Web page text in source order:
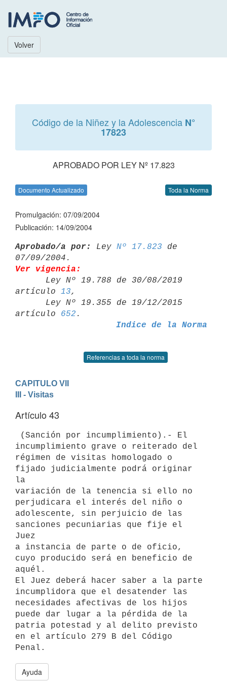
Volver
Código de la Niñez y la Adolescencia N°
17823
APROBADO POR LEY Nº 17.823
Documento Actualizado Toda la Norma
Promulgación: 07/09/2004
Publicación: 14/09/2004
Aprobado/a por: Ley Nº 17.823 de
Ver vigencia:
artículo 13,
artículo 652
Indice de la Norma
Referencias a toda la norma
CAPITULO VII
III - Visitas
Artículo 43
incumplimiento grave o reiterado del
régimen de visitas homologado o
fijado judicialmente podrá originar
la
variación de la tenencia si ello no
perjudicara el interés del niño o
adolescente, sin perjuicio de las
sanciones pecuniarias que fije el
Juez
a instancia de parte o de oficio,
cuyo producido será en beneficio de
aquél.
El Juez deberá hacer saber a la parte
incumplidora que el desatender las
necesidades afectivas de los hijos
puede dar lugar a la pérdida de la
patria potestad y al delito previsto
en el artículo 279 B del Código
Ayuda